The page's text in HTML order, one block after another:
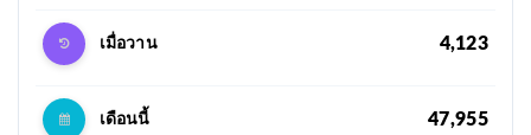
เมื่อวาน 4,123
เดือนนี้ 47,955